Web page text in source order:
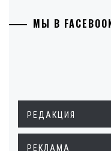
МЫ В
РЕДАКЦИЯ
РЕКЛАМА